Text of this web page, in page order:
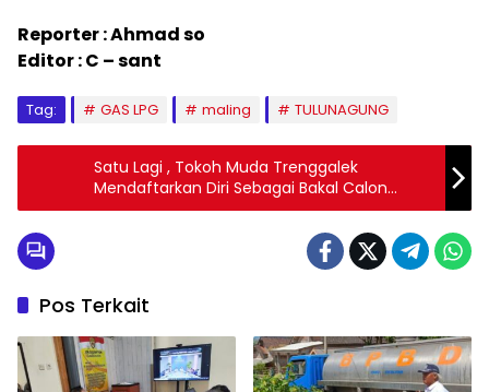
Reporter : Ahmad so
Editor : C – sant
Tag: GAS LPG maling TULUNAGUNG
Satu Lagi , Tokoh Muda Trenggalek
Mendaftarkan Diri Sebagai Bakal Calon
Bupati Dan Bacawabub
Pos Terkait